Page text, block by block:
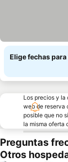
Elige fechas
Los precios y
web de reserva
posible que no
la misma oferta
Preguntas
Otros